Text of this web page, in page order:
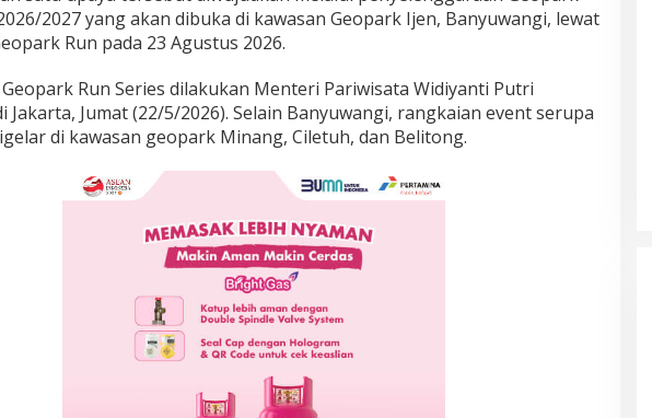
2027 yang akan dibuka di kawasan Geopark Ijen, Banyuwangi, lewat
Run pada 23 Agustus 2026.
Run Series dilakukan Menteri Pariwisata Widiyanti Putri
Jakarta, Jumat (22/5/2026). Selain Banyuwangi, rangkaian event serupa
di kawasan geopark Minang, Ciletuh, dan Belitong.